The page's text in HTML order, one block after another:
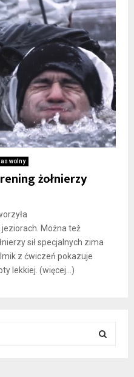
wolny
żołnierzy
Można też
sił specjalnych zima
z ćwiczeń pokazuje
lekkiej. (więcej…)